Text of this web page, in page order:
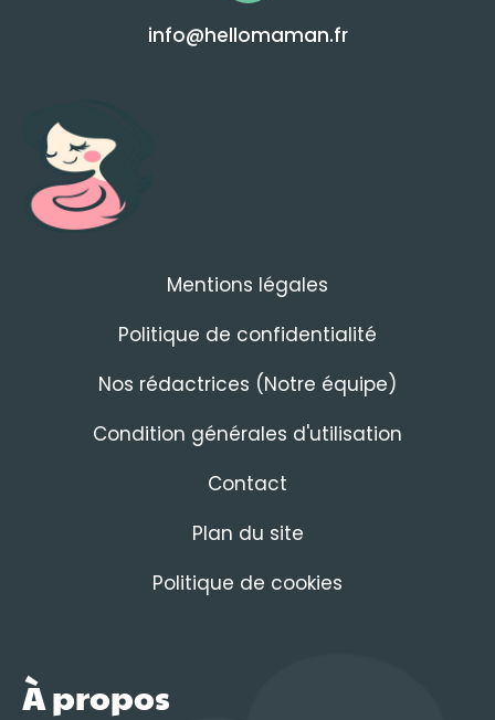
info@hellomaman.fr
Mentions légales
Politique de confidentialité
Nos rédactrices (Notre équipe)
Condition générales d'utilisation
Contact
Plan du site
Politique de cookies
À propos